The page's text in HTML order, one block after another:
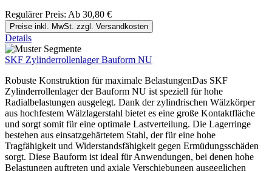
Regulärer Preis: Ab 30,80 €
Preise inkl. MwSt. zzgl. Versandkosten
Details
SKF Zylinderrollenlager Bauform NU
Robuste Konstruktion für maximale BelastungenDas SKF
Zylinderrollenlager der Bauform NU ist speziell für hohe
Radialbelastungen ausgelegt. Dank der zylindrischen Wälzkörper
aus hochfestem Wälzlagerstahl bietet es eine große Kontaktfläche
und sorgt somit für eine optimale Lastverteilung. Die Lagerringe
bestehen aus einsatzgehärtetem Stahl, der für eine hohe
Tragfähigkeit und Widerstandsfähigkeit gegen Ermüdungsschäden
sorgt. Diese Bauform ist ideal für Anwendungen, bei denen hohe
Belastungen auftreten und axiale Verschiebungen ausgeglichen